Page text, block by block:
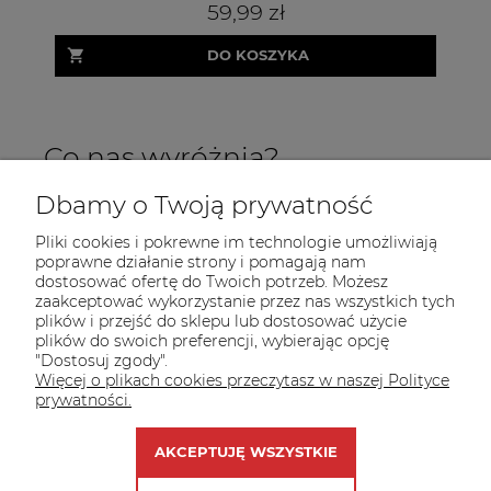
59,99 zł
DO KOSZYKA
Co nas wyróżnia?
INFORMACJE
Dbamy o Twoją prywatność
Pliki cookies i pokrewne im technologie umożliwiają
poprawne działanie strony i pomagają nam
dostosować ofertę do Twoich potrzeb. Możesz
zaakceptować wykorzystanie przez nas wszystkich tych
plików i przejść do sklepu lub dostosować użycie
plików do swoich preferencji, wybierając opcję
"Dostosuj zgody".
Więcej o plikach cookies przeczytasz w naszej Polityce
prywatności.
AKCEPTUJĘ WSZYSTKIE